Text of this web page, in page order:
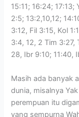
15:11; 16:24;
2:5; 13:2,10,12;
3:12, Fil 3:15, Kol
3:4, 12, 2 Tim 3:27,
28, Ibr 9:10; 11:40,
Masih ada banyak
dunia, misalnya
perempuan itu
yang sempurna